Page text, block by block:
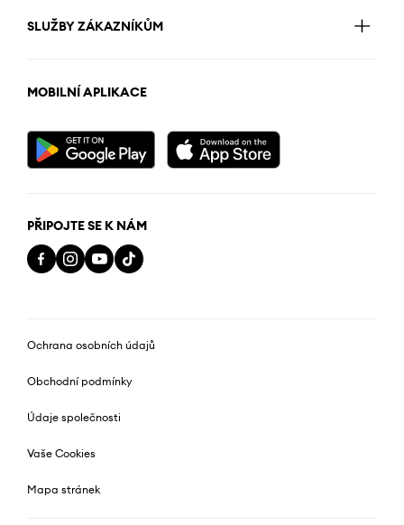
SLUŽBY ZÁKAZNÍKŮM
MOBILNÍ APLIKACE
PŘIPOJTE SE K NÁM
Ochrana osobních údajů
Obchodní podmínky
Údaje společnosti
Vaše Cookies
Mapa stránek